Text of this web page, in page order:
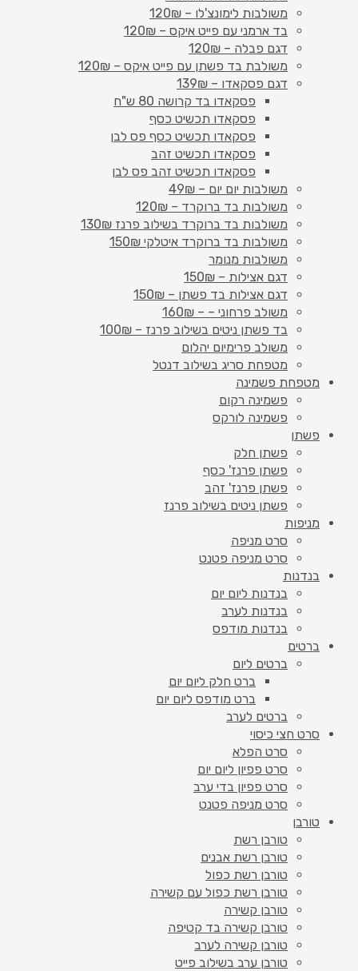
משולבות לימונצ'לו – 120₪
בד ארמני עם פייט איקס – 120₪
דגם פבלה – 120₪
משולבת בד פשתן עם פייט איקס – 120₪
דגם פסקאדו – 139₪
פסקאדו בד קרושה 80 ש"ח
פסקאדו תכשיט כסף
פסקאדו תכשיט כסף פס לבן
פסקאדו תכשיט זהב
פסקאדו תכשיט זהב פס לבן
משולבות יום יום – 49₪
משולבות בד ברוקרד – 120₪
משולבות בד ברוקרד בשילוב פרנז 130₪
משולבות בד ברוקרד איטלקי 150₪
משולבות מנומר
דגם אצילות – 150₪
דגם אצילות בד פשתן – 150₪
משולב פרחוני – – 160₪
בד פשתן ניטים בשילוב פרנז – 100₪
משולב פרימיום יהלום
מטפחת סריג בשילוב דנטל
מטפחת פשמינה
פשמינה רקום
פשמינה לורקס
פשתן
פשתן חלק
פשתן פרנז' כסף
פשתן פרנז' זהב
פשתן ניטים בשילוב פרנז
מניפות
סרט מניפה
סרט מניפה פטנט
בנדנות
בנדנות ליום יום
בנדנות לערב
בנדנות מודפס
ברטים
ברטים ליום
ברט חלק ליום יום
ברט מודפס ליום יום
ברטים לערב
סרט חצי כיסוי
סרט הפלא
סרט פפיון ליום יום
סרט פפיון בדי ערב
סרט מניפה פטנט
טורבן
טורבן רשת
טורבן רשת אבנים
טורבן רשת כפול
טורבן רשת כפול עם קשירה
טורבן קשירה
טורבן קשירה בד קטיפה
טורבן קשירה לערב
טורבן ערב בשילוב פייט